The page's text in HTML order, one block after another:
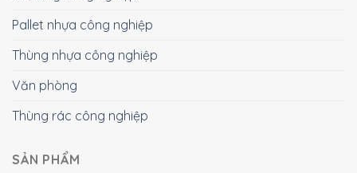
Pallet nhựa công nghiệp
Thùng nhựa công nghiệp
Văn phòng
Thùng rác công nghiệp
SẢN PHẨM